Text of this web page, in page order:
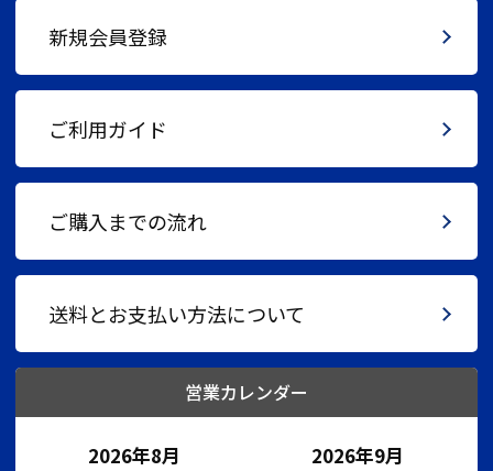
新規会員登録
ご利用ガイド
ご購入までの流れ
送料とお支払い方法について
営業カレンダー
2026年8月 2026年9月